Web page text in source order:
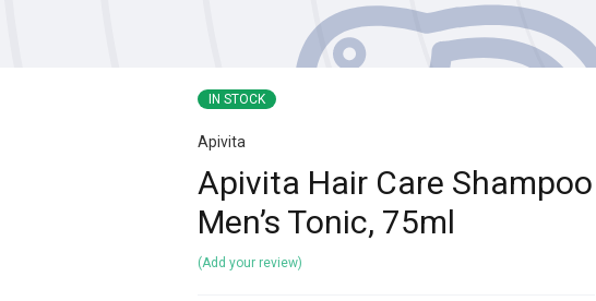
IN STOCK
Apivita
Apivita Hair Care Shampoo
Men’s Tonic, 75ml
Add your review